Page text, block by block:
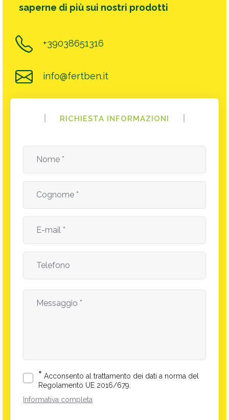
saperne di più sui nostri prodotti
+39038651316
info@fertben.it
RICHIESTA INFORMAZIONI
* Acconsento al trattamento dei dati a norma del
Regolamento UE 2016/679.
Informativa completa